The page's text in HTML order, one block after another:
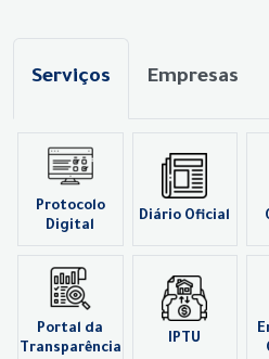
Serviços Empresas
Protocolo
Digital
Diário Oficial
Portal da
Transparência
IPTU